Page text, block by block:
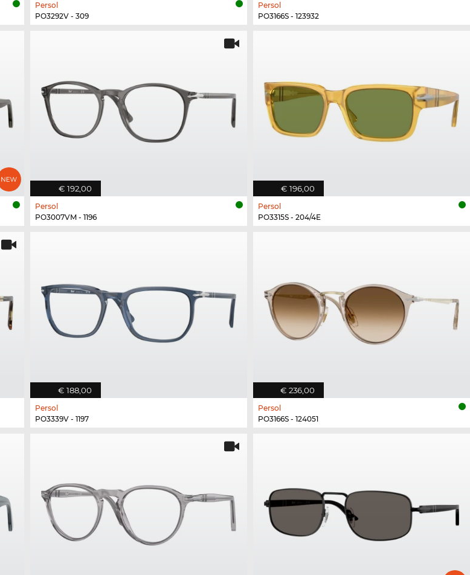
Persol
PO3292V - 309
Persol
PO3166S - 123932
€ 192,00
Persol
PO3007VM - 1196
€ 196,00
Persol
PO3315S - 204/4E
€ 188,00
Persol
PO3339V - 1197
€ 236,00
Persol
PO3166S - 124051